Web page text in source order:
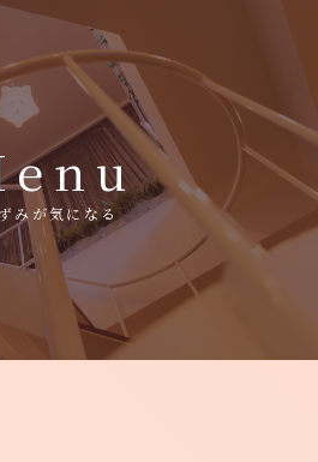
みが気になる